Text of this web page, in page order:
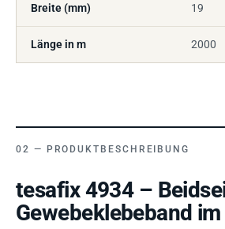
Breite (mm) 19
Länge in m 2000
PRODUKTBESCHREIBUNG
tesafix 4934 –
Gewebeklebeband